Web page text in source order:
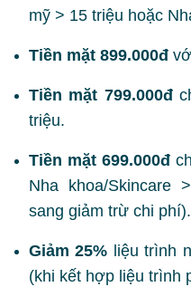
mỹ > 15 triệu hoặc
Tiền mặt 899.000đ
Tiền mặt 799.000đ
triệu.
Tiền mặt 699.000đ
Nha khoa/Skincare
sang giảm trừ chi phí).
Giảm 25% liệu trình
(khi kết hợp liệu trình